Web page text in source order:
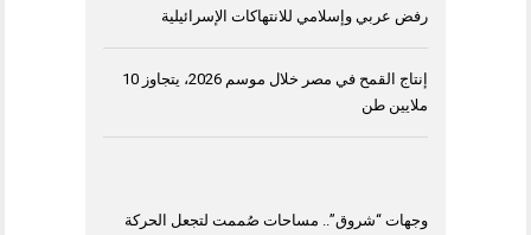
رفض عربي وإسلامي للانتهاكات الإسرائيلية
إنتاج القمح في مصر خلال موسم 2026، يتجاوز 10
ملايين طن
وجهات “شروق”.. مساحات صُممت لتجعل الحركة